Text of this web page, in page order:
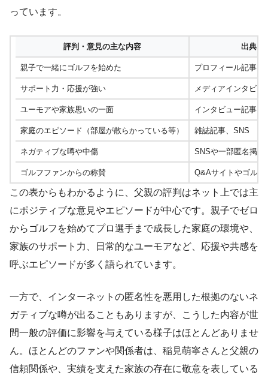
っています。
評判・意見の主な内容 出典・
親子で一緒にゴルフを始めた プロフィール記事・
サポート力・応援が強い メディアインタビュ
ユーモアや家族思いの一面 インタビュー記事・
家庭のエピソード（部屋が散らかっている等） 雑誌記事、SNS
ネガティブな噂や中傷 SNSや一部匿名掲示
ゴルフファンからの称賛 Q&Aサイトやゴルフ
この表からもわかるように、父親の評判はネット上では主
にポジティブな意見やエピソードが中心です。親子でゼロ
からゴルフを始めてプロ選手まで成長した家庭の環境や、
家族のサポート力、日常的なユーモアなど、応援や共感を
呼ぶエピソードが多く語られています。
一方で、インターネットの匿名性を悪用した根拠のないネ
ガティブな噂が出ることもありますが、こうした内容が世
間一般の評価に影響を与えている様子はほとんどありませ
ん。ほとんどのファンや関係者は、稲見萌寧さんと父親の
信頼関係や、実績を支えた家族の存在に敬意を表している